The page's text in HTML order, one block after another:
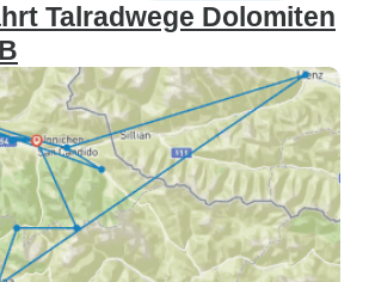
Talradwege Dolomiten